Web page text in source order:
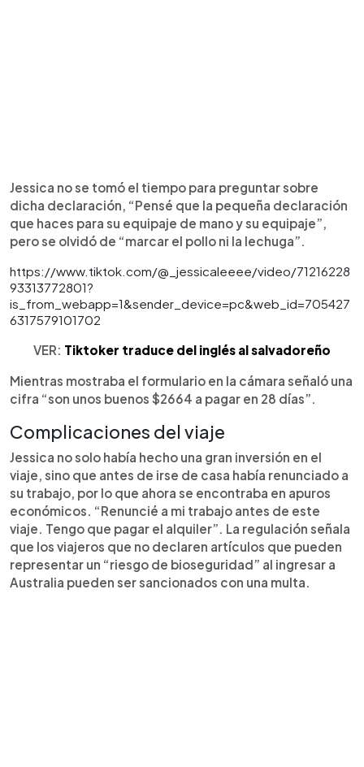
Jessica no se tomó el tiempo para preguntar sobre
dicha declaración, “Pensé que la pequeña declaración
que haces para su equipaje de mano y su equipaje”,
pero se olvidó de “marcar el pollo ni la lechuga”.
https://www.tiktok.com/@_jessicaleeee/video/71216228
93313772801?
is_from_webapp=1&sender_device=pc&web_id=705427
6317579101702
VER: Tiktoker traduce del inglés al salvadoreño
Mientras mostraba el formulario en la cámara señaló una
cifra “son unos buenos $2664 a pagar en 28 días”.
Complicaciones del viaje
Jessica no solo había hecho una gran inversión en el
viaje, sino que antes de irse de casa había renunciado a
su trabajo, por lo que ahora se encontraba en apuros
económicos. “Renuncié a mi trabajo antes de este
viaje. Tengo que pagar el alquiler”. La regulación señala
que los viajeros que no declaren artículos que pueden
representar un “riesgo de bioseguridad” al ingresar a
Australia pueden ser sancionados con una multa.